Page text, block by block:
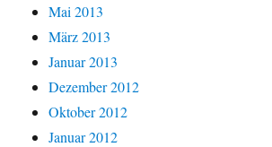
Mai 2013
März 2013
Januar 2013
Dezember 2012
Oktober 2012
Januar 2012